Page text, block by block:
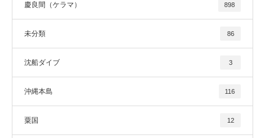
慶良間（ケラマ） 898
未分類 86
沈船ダイブ 3
沖縄本島 116
粟国 12